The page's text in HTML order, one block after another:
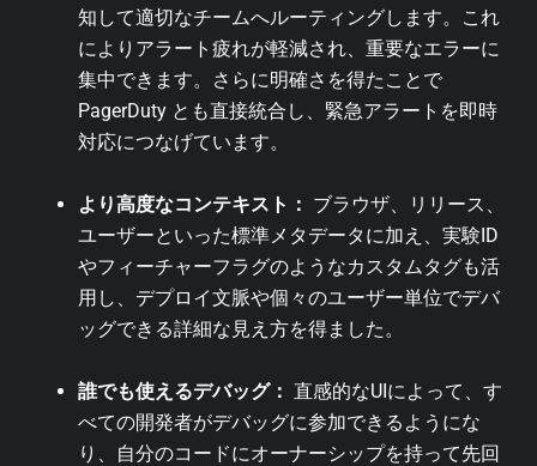
知して適切なチームへルーティングします。これ
によりアラート疲れが軽減され、重要なエラーに
集中できます。さらに明確さを得たことで
PagerDuty とも直接統合し、緊急アラートを即時
対応につなげています。
より高度なコンテキスト： ブラウザ、リリース、
ユーザーといった標準メタデータに加え、実験ID
やフィーチャーフラグのようなカスタムタグも活
用し、デプロイ文脈や個々のユーザー単位でデバ
ッグできる詳細な見え方を得ました。
誰でも使えるデバッグ： 直感的なUIによって、す
べての開発者がデバッグに参加できるようにな
り、自分のコードにオーナーシップを持って先回